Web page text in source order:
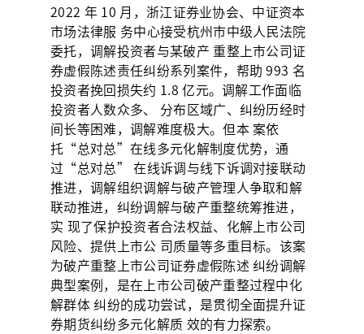
2022 年 10 月，浙江证券业协会、中证资本
市场法律服 务中心接受杭州市中级人民法院
委托，调解投资者与某破产 重整上市公司证
券虚假陈述责任纠纷系列案件，帮助 993 名
投资者挽回损失约 1.8 亿元。调解工作面临
投资者人数众多、 分布区域广、纠纷历经时
间长等困难，调解难度极大。但本 案依
托“总对总”在线多元化解制度优势，通
过“总对总” 在线诉调与线下诉调对接联动
推进，调解组织调解与破产管理人争取和解
联动推进，纠纷调解与破产重整统筹推进，
实 现了保护投资者合法权益、化解上市公司
风险、提供上市公 司质量等多重目标。该案
为破产重整上市公司证券虚假陈述 纠纷调解
典型案例，是在上市公司破产重整过程中化
解群体 纠纷的成功尝试，是贯彻全面提升证
券期货纠纷多元化解质 效的有力探索。